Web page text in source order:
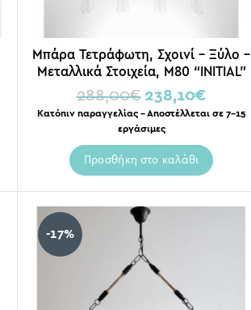
Μπάρα Τετράφωτη, Σχοινί – Ξύλο –
Μεταλλικά Στοιχεία, Μ80 “INITIAL”
288,00€ 238,10€
Κατόπιν παραγγελίας – Αποστέλλεται σε 7-15
εργάσιμες
Προσθήκη στο καλάθι
-17%